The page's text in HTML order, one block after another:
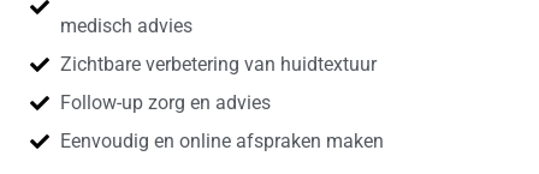
medisch advies
Zichtbare verbetering van huidtextuur
Follow-up zorg en advies
Eenvoudig en online afspraken maken